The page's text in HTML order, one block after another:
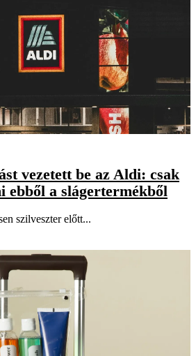
vezetett be az Aldi: csak
ebből a slágertermékből
szilveszter előtt...